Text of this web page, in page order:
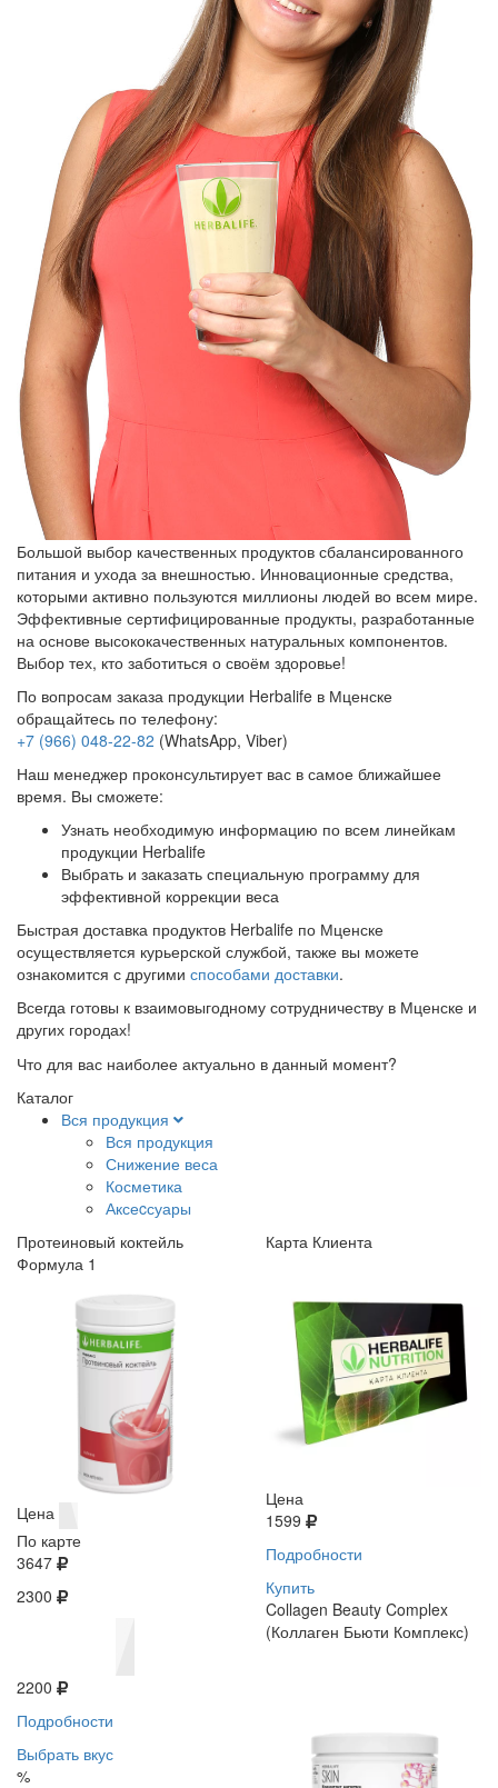
Большой выбор качественных продуктов сбалансированного
питания и ухода за внешностью. Инновационные средства,
которыми активно пользуются миллионы людей во всем мире.
Эффективные сертифицированные продукты, разработанные
на основе высококачественных натуральных компонентов.
Выбор тех, кто заботиться о своём здоровье!
По вопросам заказа продукции Herbalife в Мценске
обращайтесь по телефону:
+7 (966) 048-22-82 (WhatsApp, Viber)
Наш менеджер проконсультирует вас в самое ближайшее
время. Вы сможете:
Узнать необходимую информацию по всем линейкам
продукции Herbalife
Выбрать и заказать специальную программу для
эффективной коррекции веса
Быстрая доставка продуктов Herbalife по Мценске
осуществляется курьерской службой, также вы можете
ознакомится с другими способами доставки.
Всегда готовы к взаимовыгодному сотрудничеству в Мценске и
других городах!
Что для вас наиболее актуально в данный момент?
Каталог
Вся продукция
Вся продукция
Снижение веса
Косметика
Аксеcсуары
Протеиновый коктейль
Формула 1
Цена
По карте
3647
2300
2200
Подробности
Выбрать вкус
%
Карта Клиента
Цена
1599
Подробности
Купить
Collagen Beauty Complex
(Коллаген Бьюти Комплекс)